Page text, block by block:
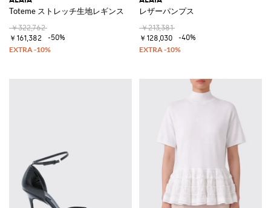
Toteme ストレッチ生地レギンス
￥322,762
￥161,382
-50%
レザーパンプス
￥213,381
￥128,030
-40%